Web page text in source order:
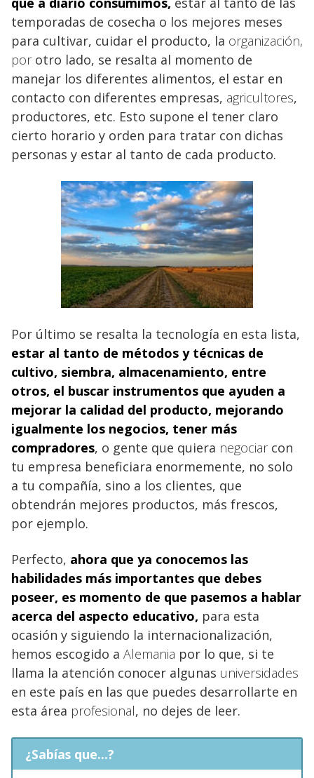
temporadas de cosecha o los mejores meses
para cultivar, cuidar el producto, la organización,
porotro lado, se resalta al momento de
manejar los diferentes alimentos, el estar en
contacto con diferentes empresas, agricultores,
productores, etc. Esto supone el tener claro
cierto horario y orden para tratar con dichas
personas y estar al tanto de cada producto.
Por último se resalta la tecnología en esta lista,
estar al tanto de métodos y técnicas de
cultivo, siembra, almacenamiento, entre
otros, el buscar instrumentos que ayuden a
mejorar la calidad del producto, mejorando
igualmente los negocios, tener más
compradores, o gente que quiera negociar con
tu empresa beneficiara enormemente, no solo
a tu compañía, sino a los clientes, que
obtendrán mejores productos, más frescos,
por ejemplo.
Perfecto, ahora que ya conocemos las
habilidades más importantes que debes
poseer, es momento de que pasemos a hablar
acerca del aspecto educativo, para esta
ocasión y siguiendo la internacionalización,
hemos escogido a Alemania por lo que, si te
llama la atención conocer algunas universidades
en este país en las que puedes desarrollarte en
esta área profesional, no dejes de leer.
¿Sabías que...?